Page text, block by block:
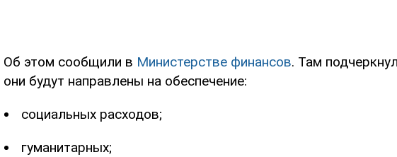
Об этом сообщили в Министерстве финансов. Там
они будут направлены на обеспечение:
социальных расходов;
гуманитарных;